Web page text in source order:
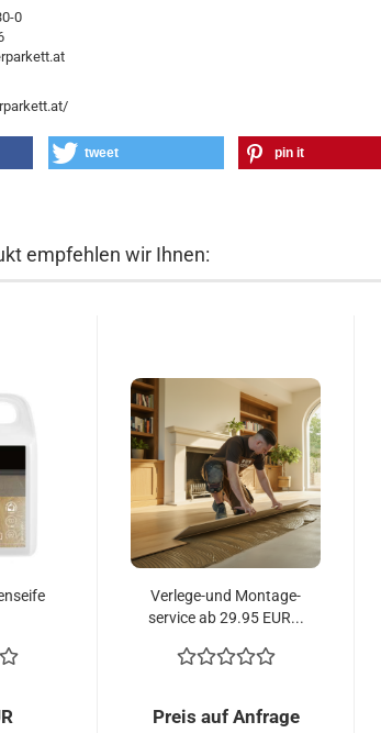
0
tweet pin it
empfehlen wir Ihnen:
Verlege-​​und Mon­ta­ge­
ser­vice ab 29.95 EUR...
Preis auf Anfrage